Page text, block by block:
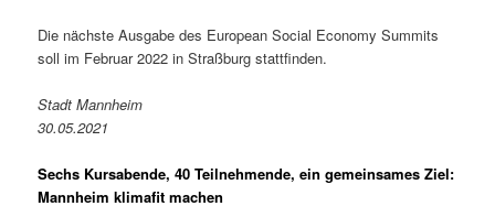
Die nächste Ausgabe des European Social Economy Summits
soll im Februar 2022 in Straßburg stattfinden.
Stadt Mannheim
30.05.2021
Sechs Kursabende, 40 Teilnehmende, ein gemeinsames Ziel:
Mannheim klimafit machen